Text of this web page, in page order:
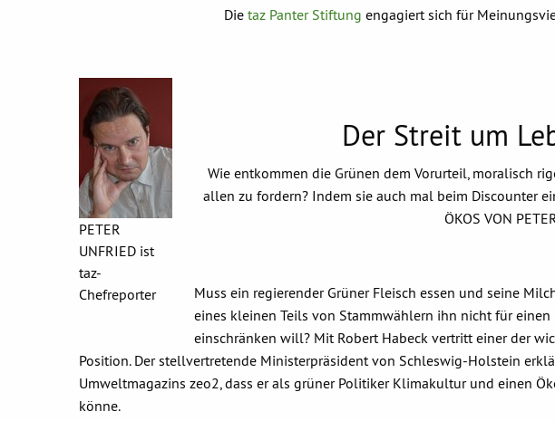
Die taz Panter Stiftung engagiert sich für
PETER
UNFRIED ist
taz-
Chefreporter
Der Streit um
Wie entkommen die Grünen dem Vorurteil, moralisch
allen zu fordern? Indem sie auch mal beim Discounter
ÖKOS VON
Muss ein regierender Grüner Fleisch essen und seine
eines kleinen Teils von Stammwählern ihn nicht für
einschränken will? Mit Robert Habeck vertritt einer der
Position. Der stellvertretende Ministerpräsident von Schleswig-Holstein
Umweltmagazins zeo2, dass er als grüner Politiker Klimakultur und einen
könne.